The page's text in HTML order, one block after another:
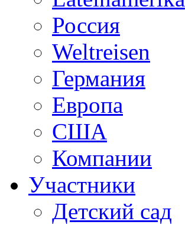
Россия
Weltreisen
Германия
Европа
США
Компании
Участники
Детский сад